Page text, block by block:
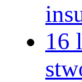
16